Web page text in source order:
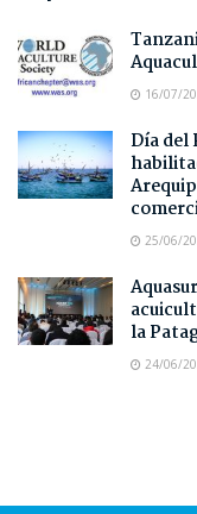
16/07/
Día del
25/06/
la
24/06/